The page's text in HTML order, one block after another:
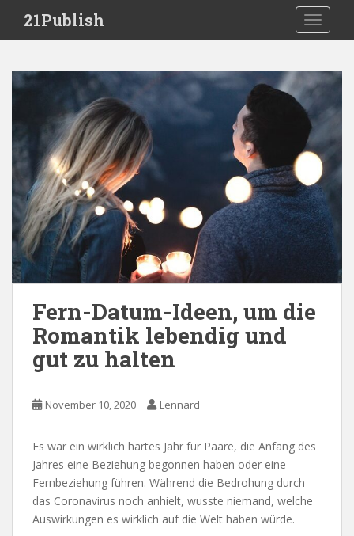
i
21Publish
Fern-Datum-Ideen, um die
Romantik lebendig und
gut zu halten
November 10, 2020 Lennard
Es war ein wirklich hartes Jahr für Paare, die Anfang des
Jahres eine Beziehung begonnen haben oder eine
Fernbeziehung führen. Während die Bedrohung durch
das Coronavirus noch anhielt, wusste niemand, welche
Auswirkungen es wirklich auf die Welt haben würde.